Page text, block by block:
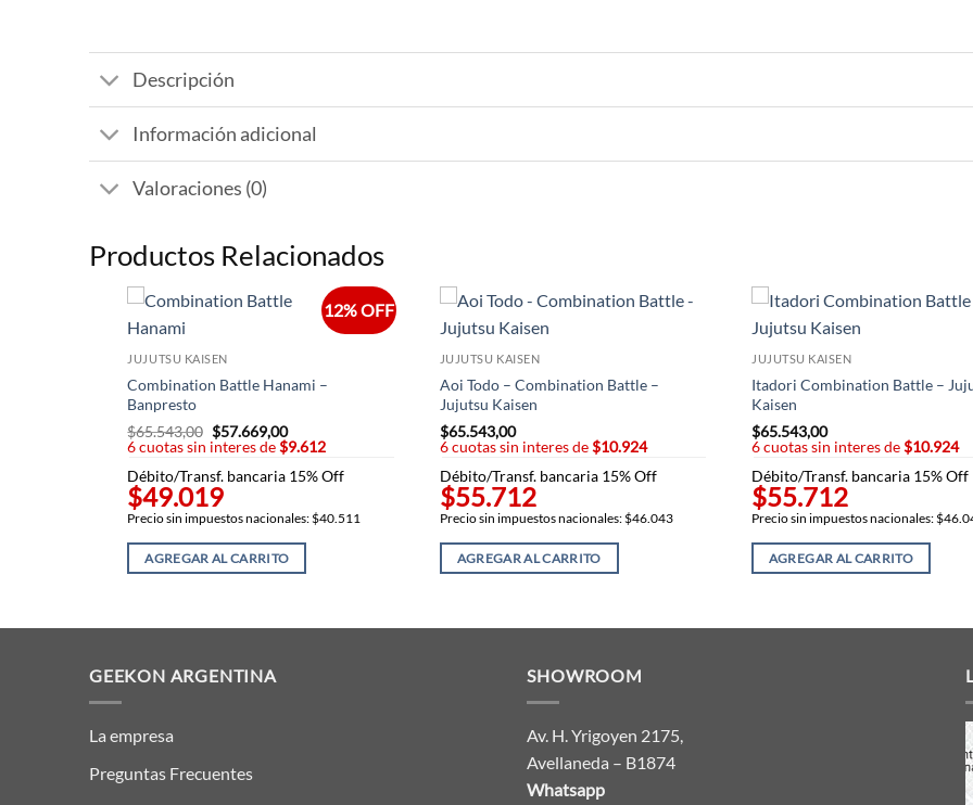
Descripción
Información adicional
Valoraciones (0)
Productos Relacionados
12% OFF
JUJUTSU KAISEN
Combination Battle Hanami –
Banpresto
$65.543,00 El
precio
era:
$65.543,00.
$57.669,00El
precio
es:
6 cuotas sin interes de$9.612
Débito/Transf. bancaria 15% Off
$49.019
Precio sin impuestos nacionales: $40.511
AGREGAR AL CARRITO
JUJUTSU KAISEN
Aoi Todo – Combination Battle –
Jujutsu Kaisen
$65.543,00
6 cuotas sin interes de$10.924
Débito/Transf. bancaria 15% Off
$55.712
Precio sin impuestos nacionales: $46.043
AGREGAR AL CARRITO
JUJUTSU KAISEN
Itadori Combination Battle –
Kaisen
$65.543,00
6 cuotas sin interes de$10.924
Débito/Transf. bancaria 15% Off
$55.712
Precio sin impuestos nacionales:
AGREGAR AL CARRITO
GEEKON ARGENTINA
La empresa
Preguntas Frecuentes
SHOWROOM
Av. H. Yrigoyen 2175,
Avellaneda – B1874
Whatsapp